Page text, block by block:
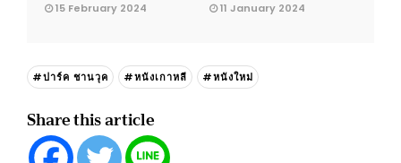
15 February 2024 11 January 2024
#ปาร์ค ชานวุค #หนังเกาหลี #หนังใหม่
Share this article